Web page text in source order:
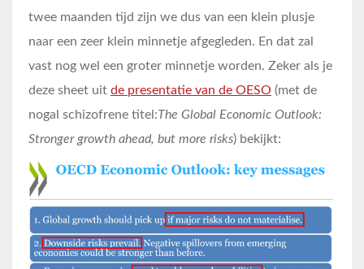
twee maanden tijd zijn we dus van een klein plusje
naar een zeer klein minnetje afgegleden. En dat zal
vast nog wel een groter minnetje worden. Zeker als je
deze sheet uit de presentatie van de OESO (met de
nogal schizofrene titel:The Global Economic Outlook:
Stronger growth ahead, but more risks) bekijkt: